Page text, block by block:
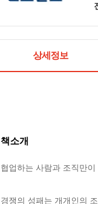
상세정보
책소개
협업하는 사람과 조직만
경쟁의 성패는 개개인의